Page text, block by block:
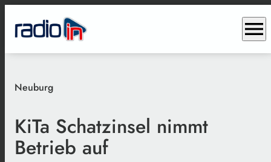
menu
Neuburg
KiTa Schatzinsel nimmt
Betrieb auf